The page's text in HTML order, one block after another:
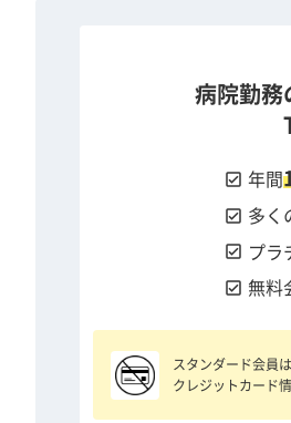
病院勤務
check_box 年間
check_box 多く
check_box プラ
check_box 無料
スタンダード会員は
クレジットカード情